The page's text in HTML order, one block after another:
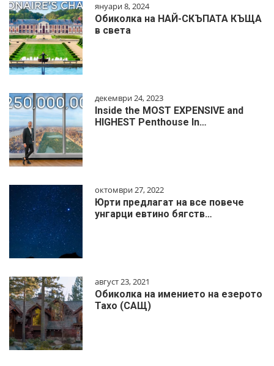
януари 8, 2024
Обиколка на НАЙ-СКЪПАТА КЪЩА
в света
декември 24, 2023
Inside the MOST EXPENSIVE and
HIGHEST Penthouse In…
октомври 27, 2022
Юрти предлагат на все повече
унгарци евтино бягств…
август 23, 2021
Обиколка на имението на езерото
Тахо (САЩ)